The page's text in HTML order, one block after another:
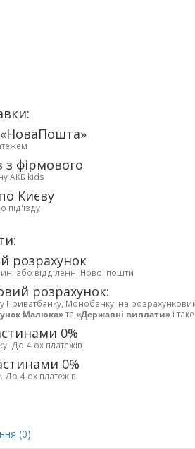
з фірмового
АКБ kids
Києву
під'їзду
розрахунок
або відділенні Нової пошти
розрахунок:
Приватбанку, Монобанку, на
Малюка»та «Державні виплати» і
0%
До 4-ох платежів
0%
До 4-ох платежів
(0)